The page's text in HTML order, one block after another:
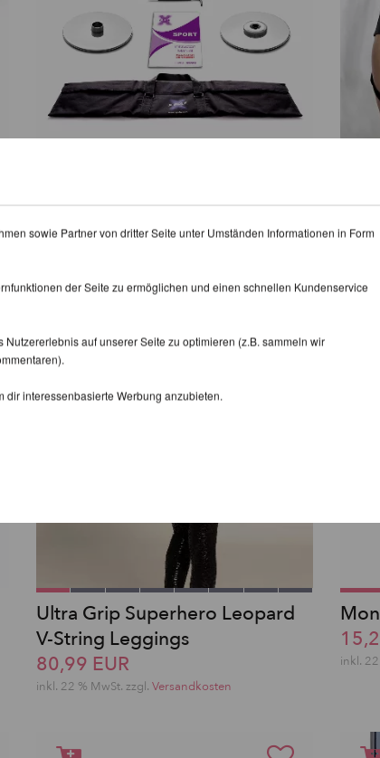
205,04 EUR
inkl.
Ultra Grip Superhero Leopard
V-String Leggings
80,99 EUR
inkl. 22 % MwSt. zzgl. Versandkosten
inkl.
sowie Partner von dritter Seite unter Umständen Informationen in Form
der Seite zu ermöglichen und einen schnellen Kundenservice
auf unserer Seite zu optimieren (z.B. sammeln wir
dir interessenbasierte Werbung anzubieten.